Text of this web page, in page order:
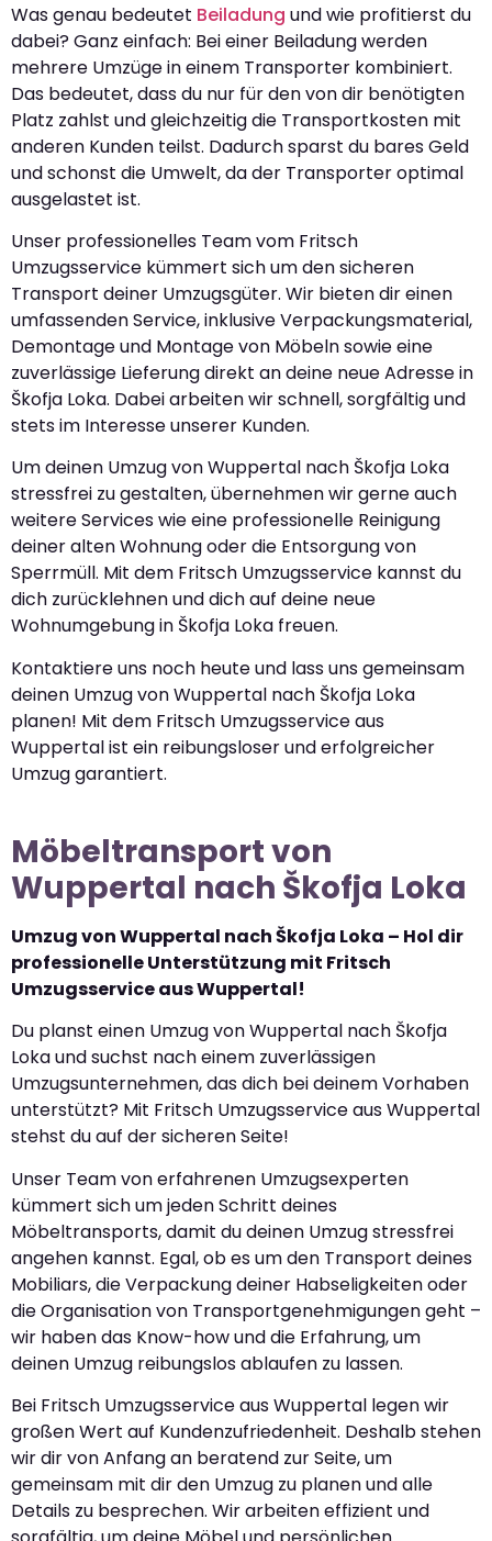
Was genau bedeutet Beiladung und wie profitierst du
dabei? Ganz einfach: Bei einer Beiladung werden
mehrere Umzüge in einem Transporter kombiniert.
Das bedeutet, dass du nur für den von dir benötigten
Platz zahlst und gleichzeitig die Transportkosten mit
anderen Kunden teilst. Dadurch sparst du bares Geld
und schonst die Umwelt, da der Transporter optimal
ausgelastet ist.
Unser professionelles Team vom Fritsch
Umzugsservice kümmert sich um den sicheren
Transport deiner Umzugsgüter. Wir bieten dir einen
umfassenden Service, inklusive Verpackungsmaterial,
Demontage und Montage von Möbeln sowie eine
zuverlässige Lieferung direkt an deine neue Adresse in
Škofja Loka. Dabei arbeiten wir schnell, sorgfältig und
stets im Interesse unserer Kunden.
Um deinen Umzug von Wuppertal nach Škofja Loka
stressfrei zu gestalten, übernehmen wir gerne auch
weitere Services wie eine professionelle Reinigung
deiner alten Wohnung oder die Entsorgung von
Sperrmüll. Mit dem Fritsch Umzugsservice kannst du
dich zurücklehnen und dich auf deine neue
Wohnumgebung in Škofja Loka freuen.
Kontaktiere uns noch heute und lass uns gemeinsam
deinen Umzug von Wuppertal nach Škofja Loka
planen! Mit dem Fritsch Umzugsservice aus
Wuppertal ist ein reibungsloser und erfolgreicher
Umzug garantiert.
Möbeltransport von
Wuppertal nach Škofja Loka
Umzug von Wuppertal nach Škofja Loka – Hol dir
professionelle Unterstützung mit Fritsch
Umzugsservice aus Wuppertal!
Du planst einen Umzug von Wuppertal nach Škofja
Loka und suchst nach einem zuverlässigen
Umzugsunternehmen, das dich bei deinem Vorhaben
unterstützt? Mit Fritsch Umzugsservice aus Wuppertal
stehst du auf der sicheren Seite!
Unser Team von erfahrenen Umzugsexperten
kümmert sich um jeden Schritt deines
Möbeltransports, damit du deinen Umzug stressfrei
angehen kannst. Egal, ob es um den Transport deines
Mobiliars, die Verpackung deiner Habseligkeiten oder
die Organisation von Transportgenehmigungen geht –
wir haben das Know-how und die Erfahrung, um
deinen Umzug reibungslos ablaufen zu lassen.
Bei Fritsch Umzugsservice aus Wuppertal legen wir
großen Wert auf Kundenzufriedenheit. Deshalb stehen
wir dir von Anfang an beratend zur Seite, um
gemeinsam mit dir den Umzug zu planen und alle
Details zu besprechen. Wir arbeiten effizient und